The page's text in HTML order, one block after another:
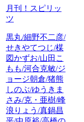
月刊！スピリッ
ツ
黒丸/細野不二彦/
せきやてつじ/楳
図かずお/山田こ
もも/河合克敏/ジ
ョージ朝倉/猪熊
しのぶ/ゆうきま
さみ/克・亜樹/峰
浪りょう/真鍋昌